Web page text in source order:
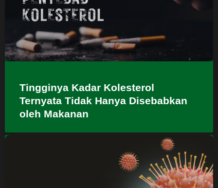
Tingginya Kadar Kolesterol
Ternyata Tidak Hanya Disebabkan
oleh Makanan